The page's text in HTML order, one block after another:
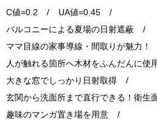
C値=0.2
UA値=0.45
バルコニーによる夏場の日射遮蔽
ママ目線の家事導線・間取りが魅力！
人が触れる箇所へ木材をふんだんに使
大きな窓でしっかり日射取得
玄関から洗面所まで直行できる！衛生
趣味のマンガ置き場を用意